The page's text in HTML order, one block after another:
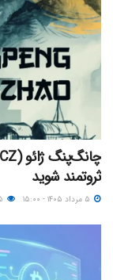
ثروتمند شوید